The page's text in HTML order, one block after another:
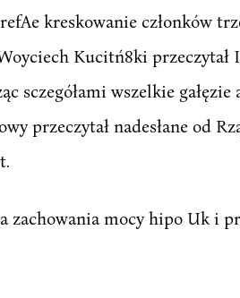
kreskowanie członków
Kucitń8ki przeczytał
sczegółami wszelkie
przeczytał nadesłane od
mocy hipo Uk i